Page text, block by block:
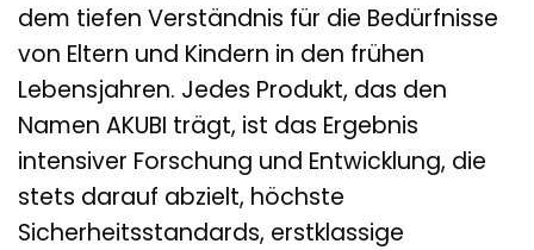
dem tiefen Verständnis für die Bedürfnisse
von Eltern und Kindern in den frühen
Lebensjahren. Jedes Produkt, das den
Namen AKUBI trägt, ist das Ergebnis
intensiver Forschung und Entwicklung, die
stets darauf abzielt, höchste
Sicherheitsstandards, erstklassige